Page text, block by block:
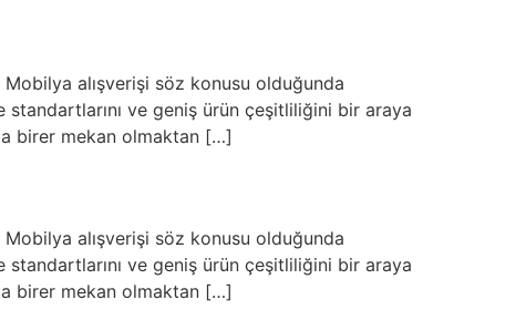
alışverişi söz konusu olduğunda
ve geniş ürün çeşitliliğini bir araya
birer mekan olmaktan […]
alışverişi söz konusu olduğunda
ve geniş ürün çeşitliliğini bir araya
birer mekan olmaktan […]